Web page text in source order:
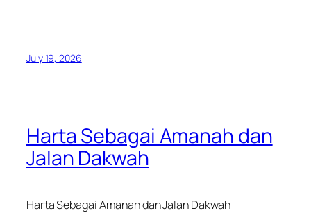
July 19, 2026
Harta Sebagai Amanah dan
Jalan Dakwah
Harta Sebagai Amanah dan Jalan Dakwah